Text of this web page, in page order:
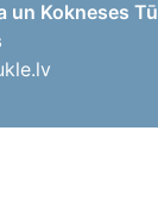
un Kokneses